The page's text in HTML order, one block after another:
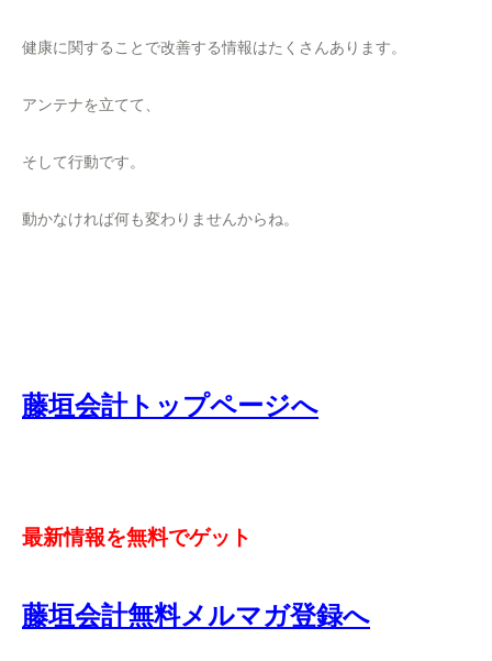
健康に関することで改善する情報はたくさんあります。
アンテナを立てて、
そして行動です。
動かなければ何も変わりませんからね。
藤垣会計トップページへ
最新情報を無料でゲット
藤垣会計無料メルマガ登録へ